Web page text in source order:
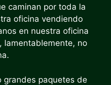
caminan por toda la
oficina vendiendo
en nuestra oficina
lamentablemente, no
grandes paquetes de